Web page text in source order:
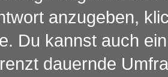
anzugeben,
Du kannst auch
dauernde